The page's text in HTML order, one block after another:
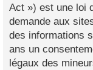
Act ») est une loi
demande aux
des informations
ans un
légaux des